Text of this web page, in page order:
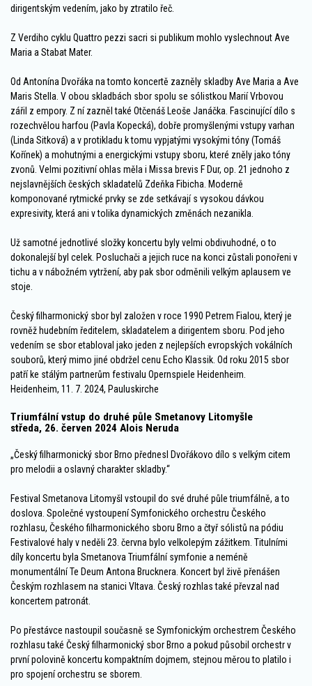
dirigentským vedením, jako by ztratilo řeč.
Z Verdiho cyklu Quattro pezzi sacri si publikum mohlo vyslechnout Ave
Maria a Stabat Mater.
Od Antonína Dvořáka na tomto koncertě zazněly skladby Ave Maria a Ave
Maris Stella. V obou skladbách sbor spolu se sólistkou Marií Vrbovou
zářil z empory. Z ní zazněl také Otčenáš Leoše Janáčka. Fascinující dílo s
rozechvělou harfou (Pavla Kopecká), dobře promyšlenými vstupy varhan
(Linda Sitková) a v protikladu k tomu vypjatými vysokými tóny (Tomáš
Kořínek) a mohutnými a energickými vstupy sboru, které zněly jako tóny
zvonů. Velmi pozitivní ohlas měla i Missa brevis F Dur, op. 21 jednoho z
nejslavnějších českých skladatelů Zdeňka Fibicha. Moderně
komponované rytmické prvky se zde setkávají s vysokou dávkou
expresivity, která ani v tolika dynamických změnách nezanikla.
Už samotné jednotlivé složky koncertu byly velmi obdivuhodné, o to
dokonalejší byl celek. Posluchači a jejich ruce na konci zůstali ponořeni v
tichu a v nábožném vytržení, aby pak sbor odměnili velkým aplausem ve
stoje.
Český filharmonický sbor byl založen v roce 1990 Petrem Fialou, který je
rovněž hudebním ředitelem, skladatelem a dirigentem sboru. Pod jeho
vedením se sbor etabloval jako jeden z nejlepších evropských vokálních
souborů, který mimo jiné obdržel cenu Echo Klassik. Od roku 2015 sbor
patří ke stálým partnerům festivalu Opernspiele Heidenheim.
Heidenheim, 11. 7. 2024, Pauluskirche
Triumfální vstup do druhé půle Smetanovy Litomyšle
středa, 26. červen 2024 Alois Neruda
„Český filharmonický sbor Brno přednesl Dvořákovo dílo s velkým citem
pro melodii a oslavný charakter skladby.“
Festival Smetanova Litomyšl vstoupil do své druhé půle triumfálně, a to
doslova. Společné vystoupení Symfonického orchestru Českého
rozhlasu, Českého filharmonického sboru Brno a čtyř sólistů na pódiu
Festivalové haly v neděli 23. června bylo velkolepým zážitkem. Titulními
díly koncertu byla Smetanova Triumfální symfonie a neméně
monumentální Te Deum Antona Brucknera. Koncert byl živě přenášen
Českým rozhlasem na stanici Vltava. Český rozhlas také převzal nad
koncertem patronát.
Po přestávce nastoupil současně se Symfonickým orchestrem Českého
rozhlasu také Český filharmonický sbor Brno a pokud působil orchestr v
první polovině koncertu kompaktním dojmem, stejnou měrou to platilo i
pro spojení orchestru se sborem.